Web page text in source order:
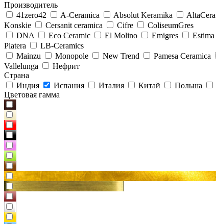
Производитель
41zero42
A-Ceramica Absolut Keramika AltaCera
Konskie
Cersanit ceramica Cifre
ColiseumGres
DNA
Eco Ceramic El Molino Emigres Estima
Platera
LB-Ceramics
Mainzu
Monopole New Trend Pamesa Ceramica
Vallelunga
Нефрит
Страна
Индия
Испания Италия Китай Польша
Цветовая гамма